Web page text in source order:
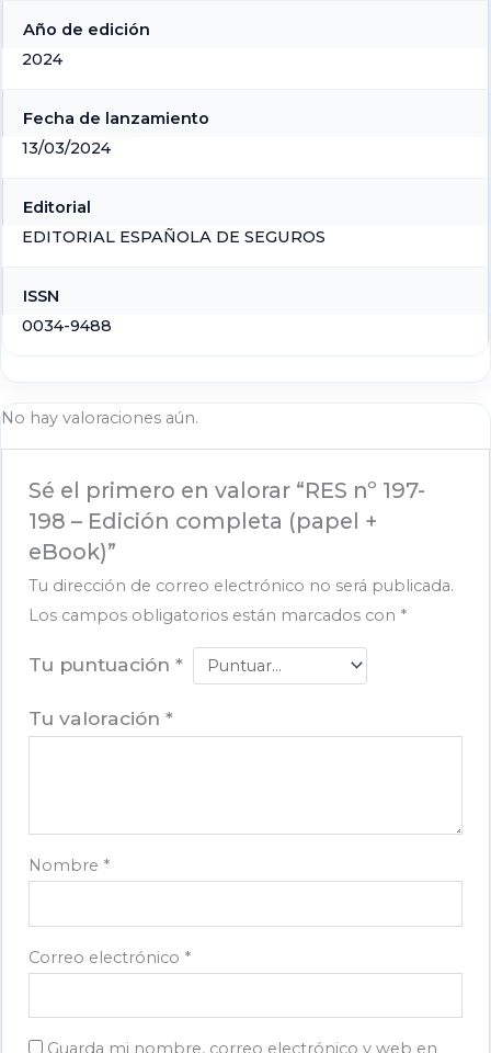
Año de edición
2024
Fecha de lanzamiento
13/03/2024
Editorial
EDITORIAL ESPAÑOLA DE SEGUROS
ISSN
0034-9488
No hay valoraciones aún.
Sé el primero en valorar “RES nº 197-
198 – Edición completa (papel +
eBook)”
Tu dirección de correo electrónico no será publicada.
Los campos obligatorios están marcados con *
Tu puntuación*
Tu valoración*
Nombre *
Correo electrónico *
Guarda mi nombre, correo electrónico y web en